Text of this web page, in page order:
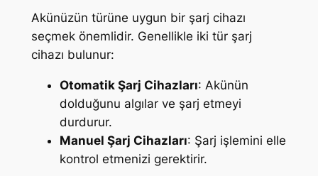
Akünüzün türüne uygun bir şarj cihazı
seçmek önemlidir. Genellikle iki tür şarj
cihazı bulunur:
Otomatik Şarj Cihazları: Akünün
dolduğunu algılar ve şarj etmeyi
durdurur.
Manuel Şarj Cihazları: Şarj işlemini elle
kontrol etmenizi gerektirir.